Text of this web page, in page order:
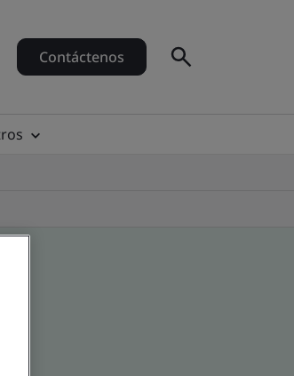
Contáctenos